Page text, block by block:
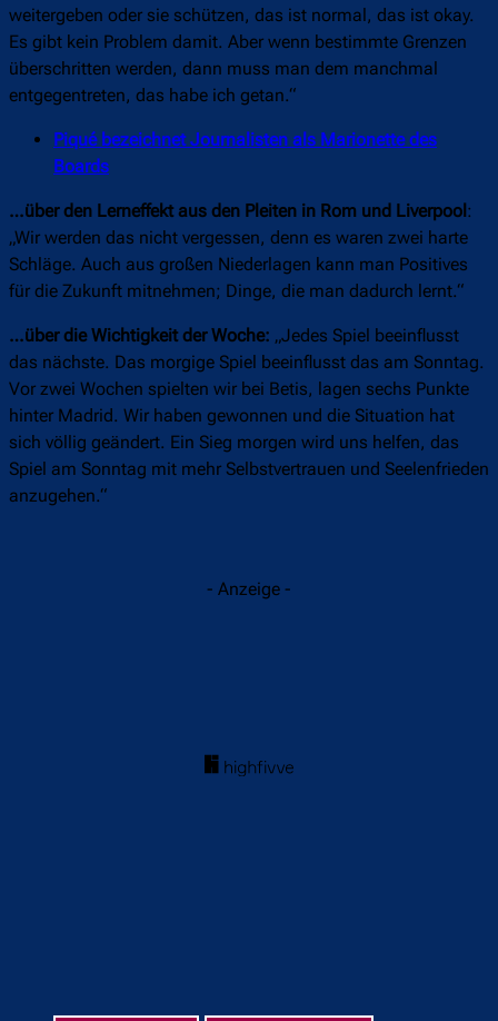
weitergeben oder sie schützen, das ist normal, das ist okay.
Es gibt kein Problem damit. Aber wenn bestimmte Grenzen
überschritten werden, dann muss man dem manchmal
entgegentreten, das habe ich getan.“
Piqué bezeichnet Journalisten als Marionette des
Boards
…über den Lerneffekt aus den Pleiten in Rom und Liverpool:
„Wir werden das nicht vergessen, denn es waren zwei harte
Schläge. Auch aus großen Niederlagen kann man Positives
für die Zukunft mitnehmen; Dinge, die man dadurch lernt.“
…über die Wichtigkeit der Woche: „Jedes Spiel beeinflusst
das nächste. Das morgige Spiel beeinflusst das am Sonntag.
Vor zwei Wochen spielten wir bei Betis, lagen sechs Punkte
hinter Madrid. Wir haben gewonnen und die Situation hat
sich völlig geändert. Ein Sieg morgen wird uns helfen, das
Spiel am Sonntag mit mehr Selbstvertrauen und Seelenfrieden
anzugehen.“
- Anzeige -